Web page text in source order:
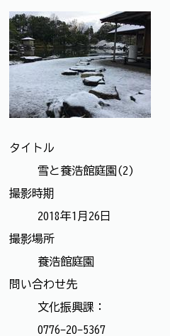
タイトル
雪と養浩館庭園(2)
撮影時期
2018年1月26日
撮影場所
養浩館庭園
問い合わせ先
文化振興課：
0776-20-5367